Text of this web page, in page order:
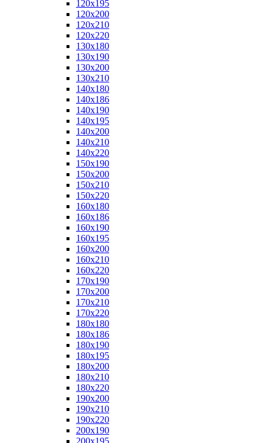
120x195
120x200
120x210
120x220
130x180
130x190
130x200
130x210
140x180
140x186
140x190
140x195
140x200
140x210
140x220
150x190
150x200
150x210
150x220
160x180
160x186
160x190
160x195
160x200
160x210
160x220
170x190
170x200
170x210
170x220
180x180
180x186
180x190
180x195
180x200
180x210
180x220
190x200
190x210
190x220
200x190
200x195